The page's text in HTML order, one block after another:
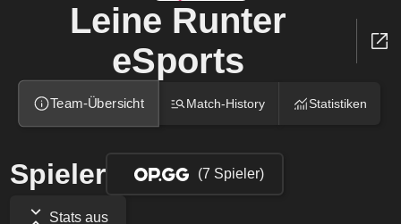
Leine Runter
eSports
Team-Übersicht Match-History Statistiken
Spieler (7 Spieler)
Stats aus